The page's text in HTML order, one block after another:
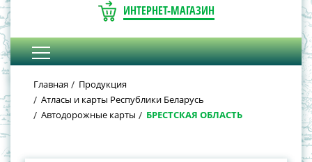
ИНТЕРНЕТ-МАГАЗИН
Главная
Продукция
Атласы и карты Республики Беларусь
Автодорожные карты
БРЕСТСКАЯ ОБЛАСТЬ